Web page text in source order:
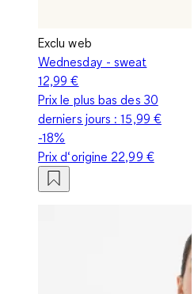
Exclu web
Wednesday - sweat
12,99 €
Prix le plus bas des 30
derniers jours :15,99 €
-18%
Prix d‘origine 22,99 €